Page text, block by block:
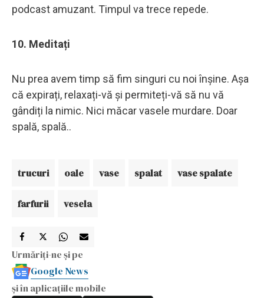
podcast amuzant. Timpul va trece repede.
10. Meditați
Nu prea avem timp să fim singuri cu noi înșine. Așa
că expirați, relaxați-vă și permiteți-vă să nu vă
gândiți la nimic. Nici măcar vasele murdare. Doar
spală, spală..
trucuri oale vase spalat vase spalate
farfurii vesela
Urmăriți-ne și pe
Google News
și în aplicațiile mobile